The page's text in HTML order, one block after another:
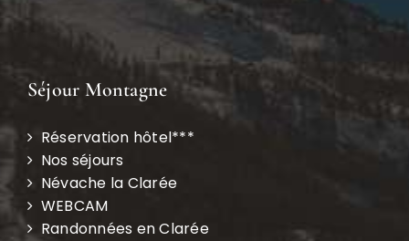
Séjour Montagne
Réservation hôtel***
Nos séjours
Névache la Clarée
WEBCAM
Randonnées en Clarée